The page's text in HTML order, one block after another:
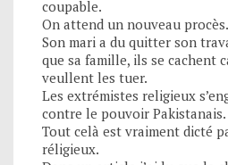
coupable.
On attend un nouveau procès.
Son mari a du quitter son
que sa famille, ils se cachent
veullent les tuer.
Les extrémistes religieux
contre le pouvoir Pakistanais.
Tout celà est vraiment dicté
réligieux.